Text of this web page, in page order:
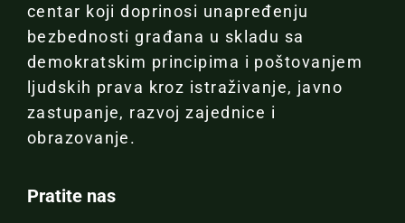
centar koji doprinosi unapređenju
bezbednosti građana u skladu sa
demokratskim principima i poštovanjem
ljudskih prava kroz istraživanje, javno
zastupanje, razvoj zajednice i
obrazovanje.
Pratite nas